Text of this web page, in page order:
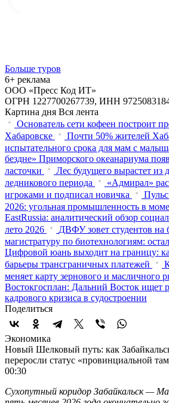
Больше туров
6+ реклама
ООО «Пресс Код ИТ»
ОГРН 1227700267739, ИНН
Картина дня Вся лента
Основатель сети кофеен построит
Хабаровске
Почти 50% жителей
испытательного срока для мам с
бездне» Приморского океанариума
ласточки
Лес будущего вырастет
ледникового периода
«Адмирал»
игроками и подписал новичка
2026: угольная промышленность в
EastRussia: аналитический обзор
лето 2026
ДВФУ зовет студентов на
магистратуру по биотехнологиям:
Цифровой юань выходит на границу:
барьеры трансграничных платежей
меняет карту зернового и масличного
Востокгосплан: Дальний Восток ищет
кадрового кризиса в судостроении
Поделиться
Экономика
Новый Шелковый путь: как
переросли статус «провинциальной
00:30
Сухопутный коридор Забайкальск —